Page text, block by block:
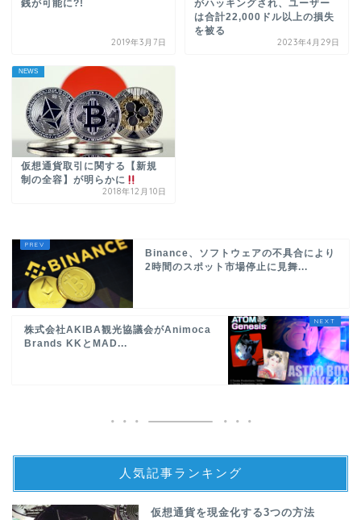
銭が可能に?!
2019年3月7日
がハッキングされ、ユーザー
は合計22,000ドル以上の損失
を被る
2023年4月29日
NEWS
仮想通貨取引に関する【新規
制の全容】が明らかに
2018年12月10日
Binance、ソフトウェアの不具合により
2時間のスポット市場停止に見舞...
株式会社AKIBA観光協議会がAnimoca
Brands KKとMAD...
人気記事ランキング
仮想通貨を現金化する3つの方法